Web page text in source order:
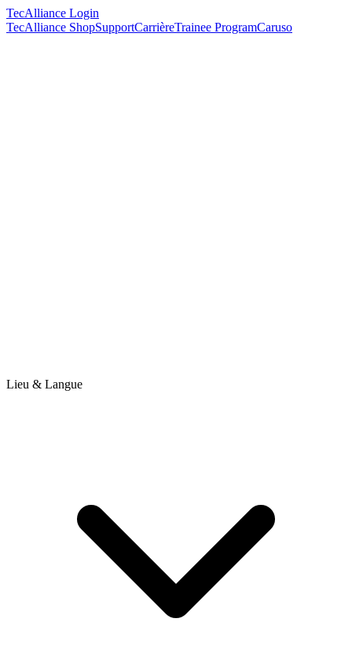
TecAlliance Login
TecAlliance ShopSupportCarrièreTrainee ProgramCaruso
Lieu & Langue